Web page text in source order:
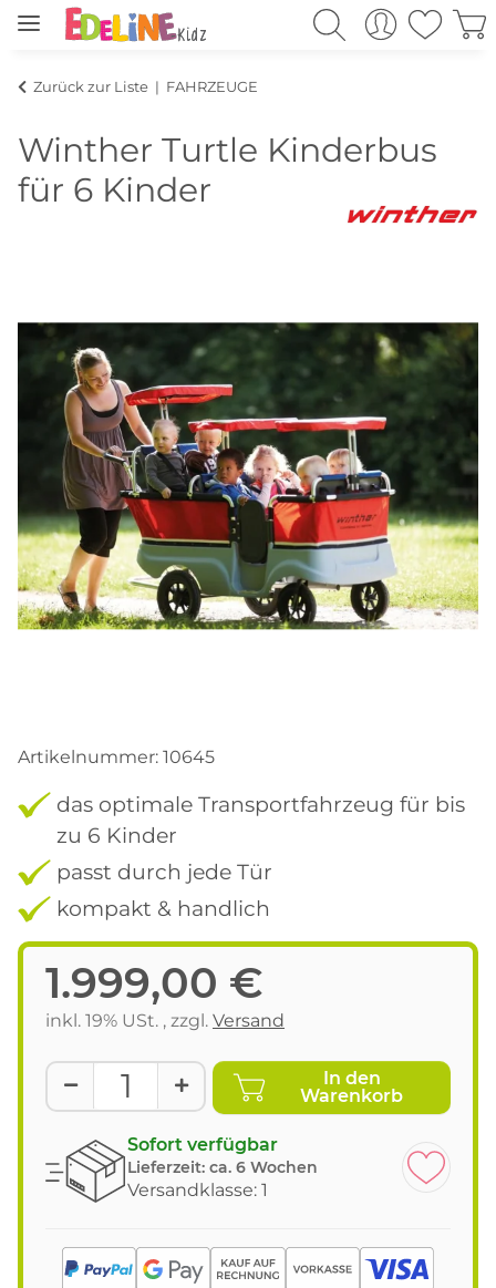
Zurück zur Liste FAHRZEUGE
Winther Turtle Kinderbus
für 6 Kinder
Artikelnummer: 10645
das optimale Transportfahrzeug für bis
zu 6 Kinder
passt durch jede Tür
kompakt & handlich
1.999,00 €
inkl. 19% USt. , zzgl. Versand
In den
Warenkorb
Sofort verfügbar
Lieferzeit: ca. 6 Wochen
Versandklasse: 1